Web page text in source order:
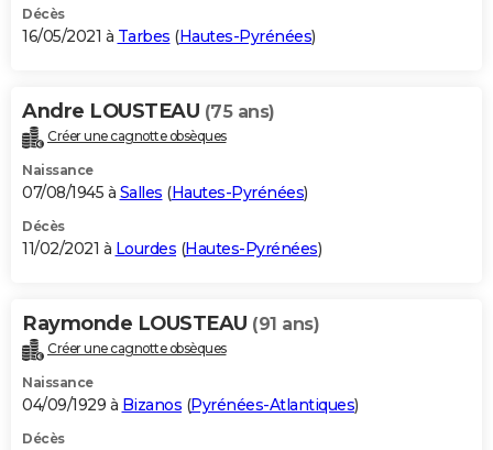
Décès
16/05/2021 à Tarbes (Hautes-Pyrénées)
Andre LOUSTEAU (75 ans)
Créer une cagnotte obsèques
Naissance
07/08/1945 à Salles (Hautes-Pyrénées)
Décès
11/02/2021 à Lourdes (Hautes-Pyrénées)
Raymonde LOUSTEAU (91 ans)
Créer une cagnotte obsèques
Naissance
04/09/1929 à Bizanos (Pyrénées-Atlantiques)
Décès